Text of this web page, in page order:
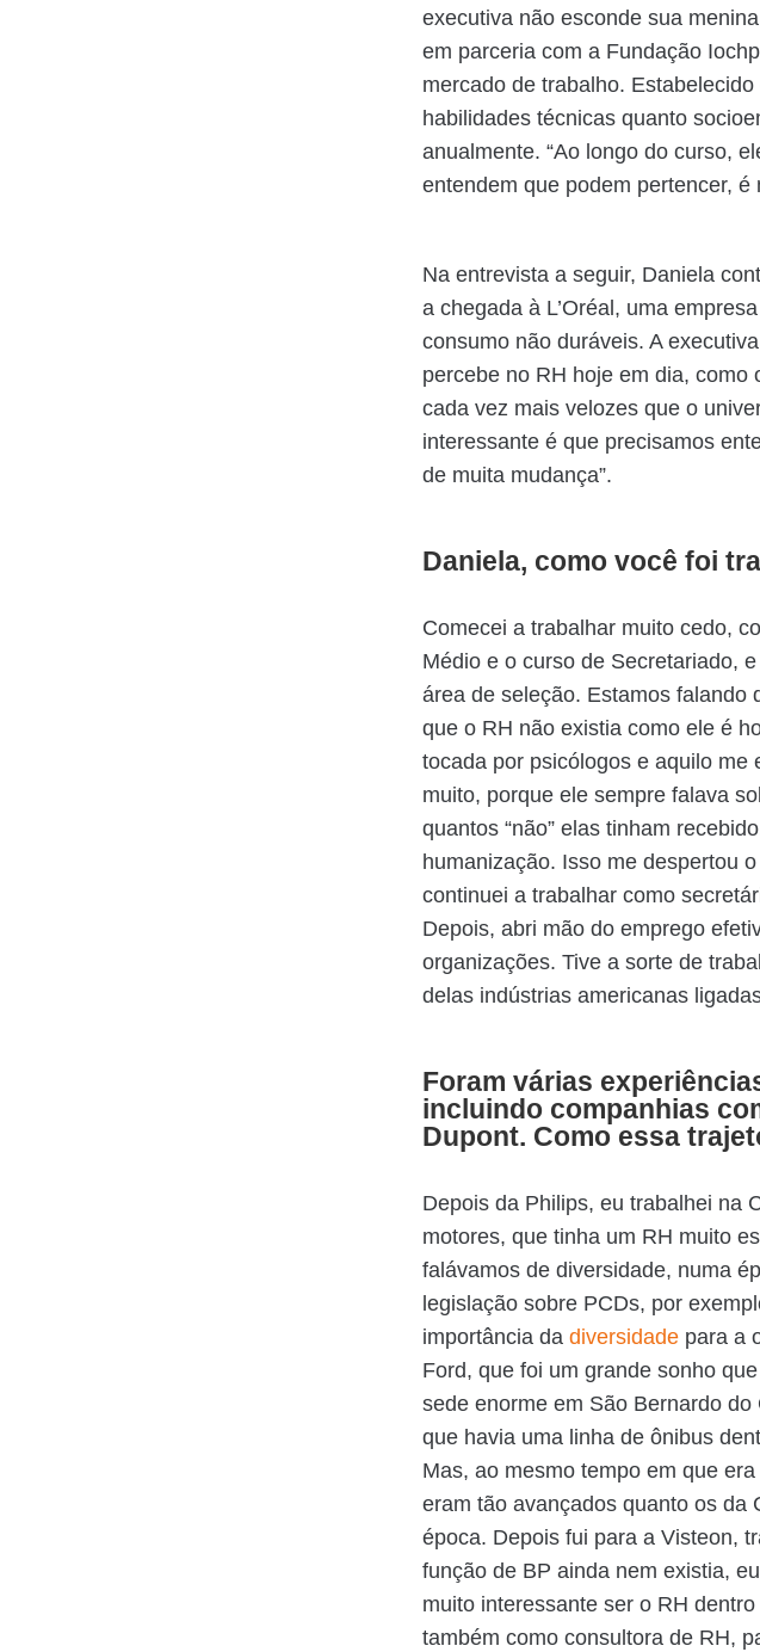
executiva não esconde sua
em parceria com a Fundação
mercado de trabalho.
habilidades técnicas quanto
anualmente. “Ao longo do curso,
entendem que podem pertencer,
Na entrevista a seguir, Daniela
a chegada à L’Oréal, uma
consumo não duráveis. A
percebe no RH hoje em dia,
cada vez mais velozes que o
interessante é que precisamos
de muita mudança”.
Daniela, como você foi
Comecei a trabalhar muito cedo,
Médio e o curso de Secretariado,
área de seleção. Estamos falando
que o RH não existia como ele é
tocada por psicólogos e aquilo me
muito, porque ele sempre falava
quantos “não” elas tinham
humanização. Isso me despertou
continuei a trabalhar como
Depois, abri mão do emprego
organizações. Tive a sorte de
delas indústrias americanas
Foram várias
incluindo companhias
Dupont. Como essa
Depois da Philips, eu trabalhei na
motores, que tinha um RH muito
falávamos de diversidade, numa
legislação sobre PCDs, por
importância da diversidade para a
Ford, que foi um grande sonho
sede enorme em São Bernardo
que havia uma linha de ônibus
Mas, ao mesmo tempo em que
eram tão avançados quanto os da
época. Depois fui para a Visteon,
função de BP ainda nem existia,
muito interessante ser o RH
também como consultora de RH,